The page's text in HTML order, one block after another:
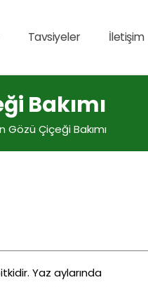
Tavsiyeler İletişim
Bakımı
Gözü Çiçeği Bakımı
Yaz aylarında